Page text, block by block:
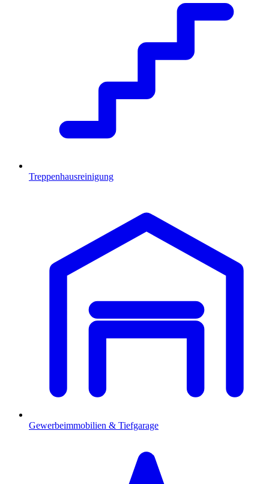
Treppenhausreinigung
Gewerbeimmobilien & Tiefgarage